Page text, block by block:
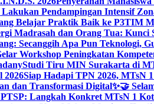
Pendampingan Intensif
Belajar Praktik Baik ke P3TIM
Madrasah dan Orang Tua: Kunci
Secanggih Apa Pun Teknologi,
Workshop Peningkatan
Studi Tiru MIN Surakarta di
2026Siap Hadapi TPN 2026, MTsN
dan Transformasi Digital✨🤝
PTSP: Langkah Konkret MTsN 1